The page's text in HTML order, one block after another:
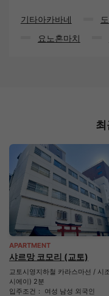
기타아카바네
요노혼마치
최
APARTMENT
샤르망 코모리 (교토)
교토시영지하철 카라스마선 / 시
시에이) 2분
입주조건： 여성 남성 외국인